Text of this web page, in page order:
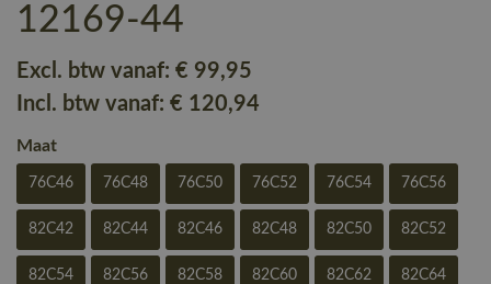
12169-44
Excl. btw vanaf: € 99,95
Incl. btw vanaf: € 120,94
Maat
76C46 76C48 76C50 76C52 76C54 76C56
82C42 82C44 82C46 82C48 82C50 82C52
82C54 82C56 82C58 82C60 82C62 82C64